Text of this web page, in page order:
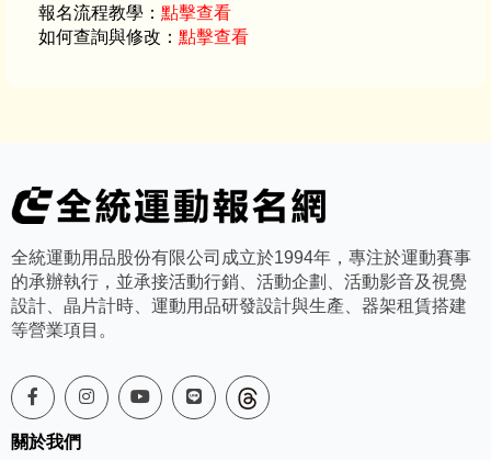
報名流程教學： 點擊查看
如何查詢與修改： 點擊查看
全統運動用品股份有限公司成立於1994年，專注於運動賽事
的承辦執行，並承接活動行銷、活動企劃、活動影音及視覺
設計、晶片計時、運動用品研發設計與生產、器架租賃搭建
等營業項目。
關於我們